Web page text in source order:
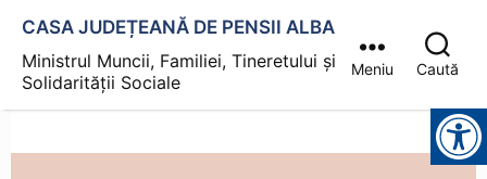
CASA JUDEȚEANĂ DE PENSII ALBA
Ministrul Muncii, Familiei, Tineretului și
Solidarității Sociale
Meniu Caută
Instrumente pentru accesibilitate